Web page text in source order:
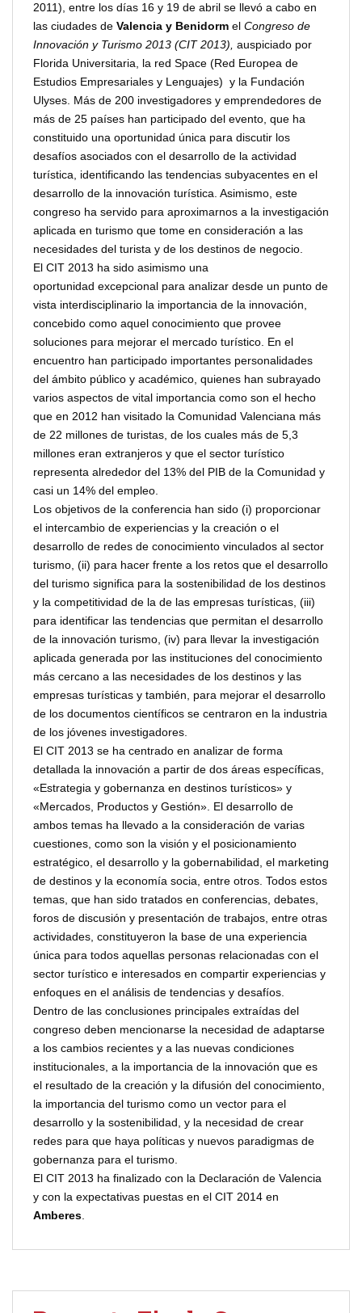
2011), entre los días 16 y 19 de abril se llevó a cabo en
las ciudades de Valencia y Benidorm el Congreso de
Innovación y Turismo 2013 (CIT 2013), auspiciado por
Florida Universitaria, la red Space (Red Europea de
Estudios Empresariales y Lenguajes) y la Fundación
Ulyses. Más de 200 investigadores y emprendedores de
más de 25 países han participado del evento, que ha
constituido una oportunidad única para discutir los
desafíos asociados con el desarrollo de la actividad
turística, identificando las tendencias subyacentes en el
desarrollo de la innovación turística. Asimismo, este
congreso ha servido para aproximarnos a la investigación
aplicada en turismo que tome en consideración a las
necesidades del turista y de los destinos de negocio.
El CIT 2013 ha sido asimismo una
oportunidad excepcional para analizar desde un punto de
vista interdisciplinario la importancia de la innovación,
concebido como aquel conocimiento que provee
soluciones para mejorar el mercado turístico. En el
encuentro han participado importantes personalidades
del ámbito público y académico, quienes han subrayado
varios aspectos de vital importancia como son el hecho
que en 2012 han visitado la Comunidad Valenciana más
de 22 millones de turistas, de los cuales más de 5,3
millones eran extranjeros y que el sector turístico
representa alrededor del 13% del PIB de la Comunidad y
casi un 14% del empleo.
Los objetivos de la conferencia han sido (i) proporcionar
el intercambio de experiencias y la creación o el
desarrollo de redes de conocimiento vinculados al sector
turismo, (ii) para hacer frente a los retos que el desarrollo
del turismo significa para la sostenibilidad de los destinos
y la competitividad de la de las empresas turísticas, (iii)
para identificar las tendencias que permitan el desarrollo
de la innovación turismo, (iv) para llevar la investigación
aplicada generada por las instituciones del conocimiento
más cercano a las necesidades de los destinos y las
empresas turísticas y también, para mejorar el desarrollo
de los documentos científicos se centraron en la industria
de los jóvenes investigadores.
El CIT 2013 se ha centrado en analizar de forma
detallada la innovación a partir de dos áreas específicas,
«Estrategia y gobernanza en destinos turísticos» y
«Mercados, Productos y Gestión». El desarrollo de
ambos temas ha llevado a la consideración de varias
cuestiones, como son la visión y el posicionamiento
estratégico, el desarrollo y la gobernabilidad, el marketing
de destinos y la economía socia, entre otros. Todos estos
temas, que han sido tratados en conferencias, debates,
foros de discusión y presentación de trabajos, entre otras
actividades, constituyeron la base de una experiencia
única para todos aquellas personas relacionadas con el
sector turístico e interesados en compartir experiencias y
enfoques en el análisis de tendencias y desafíos.
Dentro de las conclusiones principales extraídas del
congreso deben mencionarse la necesidad de adaptarse
a los cambios recientes y a las nuevas condiciones
institucionales, a la importancia de la innovación que es
el resultado de la creación y la difusión del conocimiento,
la importancia del turismo como un vector para el
desarrollo y la sostenibilidad, y la necesidad de crear
redes para que haya políticas y nuevos paradigmas de
gobernanza para el turismo.
El CIT 2013 ha finalizado con la Declaración de Valencia
y con la expectativas puestas en el CIT 2014 en
Amberes.